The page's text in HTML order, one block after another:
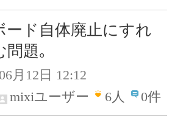
ード自体廃止にすれ
問題｡
月12日 12:12
mixiユーザー
6人 0件